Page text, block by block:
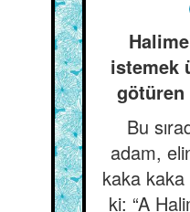
istemek
Bu
adam,
kaka kaka
ki: “A